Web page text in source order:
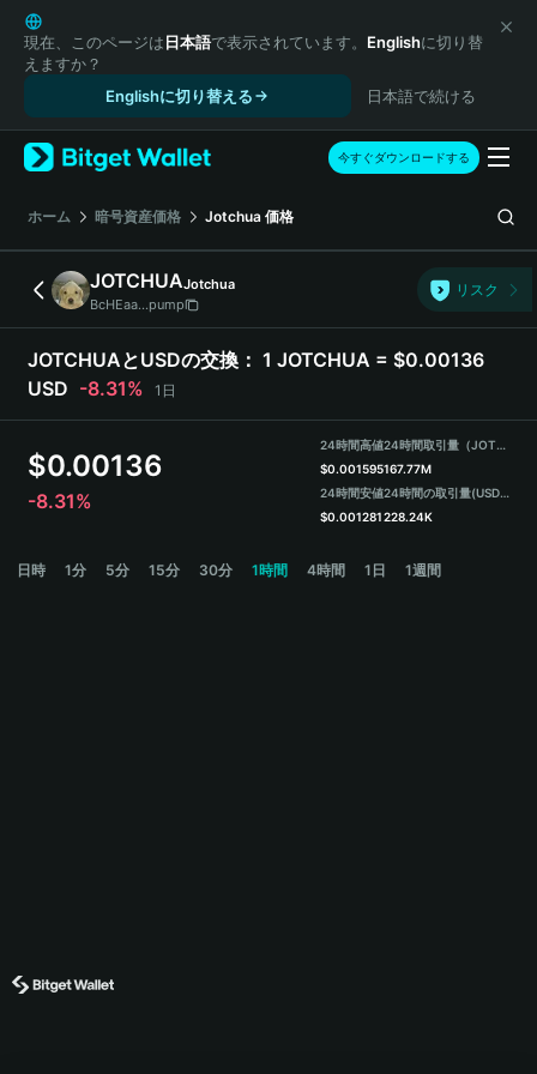
English
日本語
Tiếng Việt
Español (Latinoamérica)
Türkçe
Français
Deutsch
简体中文
繁體中文
Português (Portugal)
Bahasa Indonesia
ภาษาไทย
हिन्दी
Español
Português (Brasil)
現在、このページは日本語で表示されています。 Englishに切り替
えますか？
Englishに切り替える
日本語で続ける
今すぐダウンロードする
ホーム 暗号資産価格 Jotchua 価格
JOTCHUAJotchua
BcHEaa...pump
リスク
JOTCHUAとUSDの交換： 1 JOTCHUA = $0.00136
USD -8.31% 1日
$0.00136
-8.31%
24時間高値
$0.001595
24時間安値
$0.001281
24時間取引量（JOTCHUA）
167.77M
24時間の取引量(USDT)
228.24K
日時 1分 5分 15分 30分 1時間 4時間 1日 1週間